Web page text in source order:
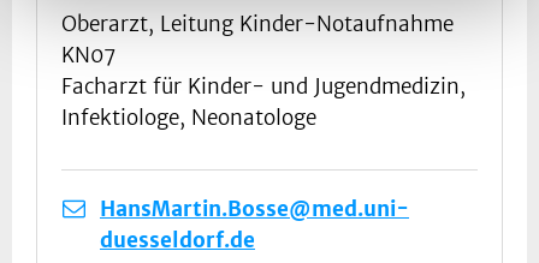
Oberarzt, Leitung Kinder-Notaufnahme
KN07
Facharzt für Kinder- und Jugendmedizin,
Infektiologe, Neonatologe
HansMartin.Bosse@med.uni-
duesseldorf.de